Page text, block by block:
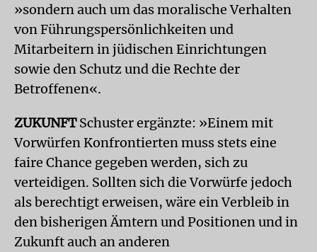
»sondern auch um das moralische Verhalten
von Führungspersönlichkeiten und
Mitarbeitern in jüdischen Einrichtungen
sowie den Schutz und die Rechte der
Betroffenen«.
ZUKUNFTSchuster ergänzte: »Einem mit
Vorwürfen Konfrontierten muss stets eine
faire Chance gegeben werden, sich zu
verteidigen. Sollten sich die Vorwürfe jedoch
als berechtigt erweisen, wäre ein Verbleib in
den bisherigen Ämtern und Positionen und in
Zukunft auch an anderen